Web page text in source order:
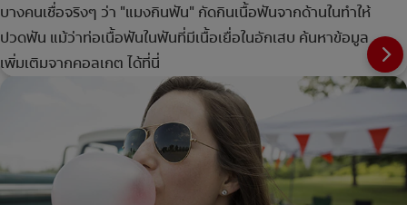
บางคนเชื่อจริงๆ ว่า "แมงกินฟัน" กัดกินเนื้อฟันจากด้านในทำให้
ปวดฟัน แม้ว่าท่อเนื้อฟันในฟันที่มีเนื้อเยื่อในอักเสบ ค้นหาข้อมูล
เพิ่มเติมจากคอลเกต ได้ที่นี่